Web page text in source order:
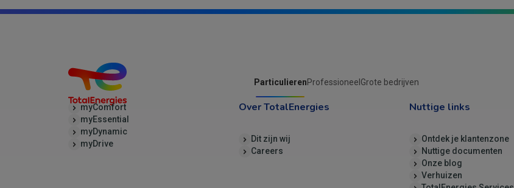
ParticulierenProfessioneel Grote bedrijven
myComfort
myEssential
myDynamic
myDrive
Over TotalEnergies
Dit zijn wij
Careers
Nuttige links
Ontdek je klantenzone
Nuttige documenten
Onze blog
Verhuizen